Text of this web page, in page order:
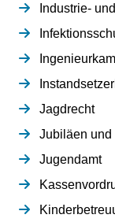
Industrie-
Jagdrecht
Jubiläen und
Jugendamt